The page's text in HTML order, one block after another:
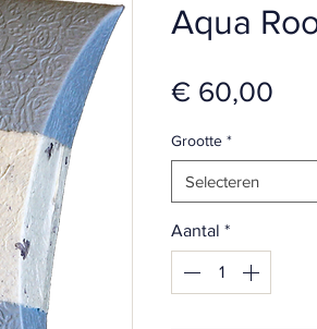
Aqua
€ 60,00
Grootte *
Selecteren
Aantal *